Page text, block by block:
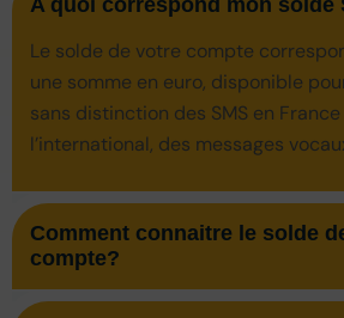
A quoi correspond mon solde
Le solde de votre compte
une somme en euro, disponible
sans distinction des SMS en France
l’international, des messages
Comment connaitre le solde
compte?